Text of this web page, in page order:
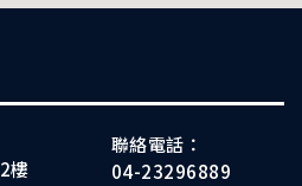
樓
聯絡電話：
04-23296889